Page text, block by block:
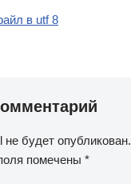
в utf 8
будет опубликован.
помечены *